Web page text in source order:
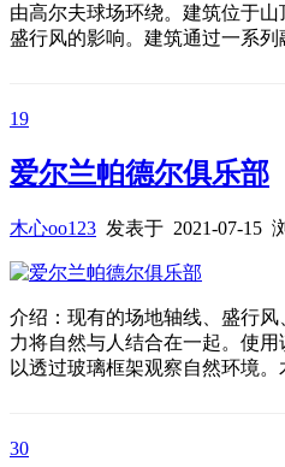
由高尔夫球场环绕。建筑位于
盛行风的影响。建筑通过一系
19
爱尔兰帕德尔俱乐部
木心oo123 发表于 2021-07-15
介绍：现有的场地轴线、盛行
力将自然与人结合在一起。使
以透过玻璃框架观察自然环境
30